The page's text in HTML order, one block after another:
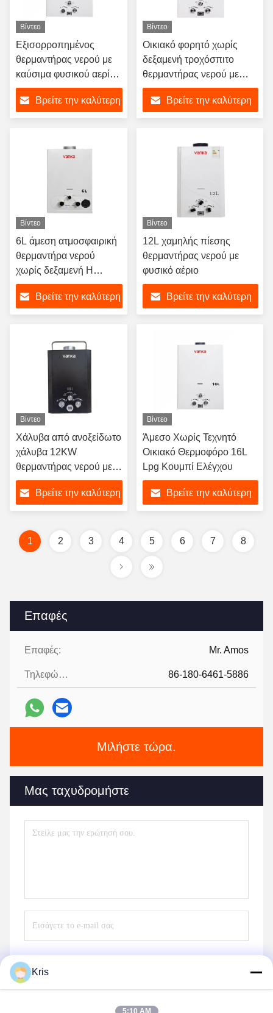
Επαφές
Επαφές: Mr. Amos
Τηλεφώνημα: 86-180-6461-5886
Μιλήστε τώρα.
Μας ταχυδρομήστε
Βίντεο
Εξισορροπημένος
θερμαντήρας νερού με
καύσιμα φυσικού αερίου
16L
Βρείτε την καλύτερη
Βίντεο
Οικιακό φορητό χωρίς
δεξαμενή τροχόσπιτο
θερμαντήρας νερού με
φυσικό αέριο άμεσο ντους
θερμαντήρας νερού με
φυσικό αέριο
Βρείτε την καλύτερη
Βίντεο
6L άμεση ατμοσφαιρική
θερμαντήρα νερού
χωρίς δεξαμενή Η
ανάφλεξη λειτουργεί με
μπαταρίαΒρείτε την καλύτερη
Βίντεο
12L χαμηλής πίεσης
θερμαντήρας νερού με
φυσικό αέριο
Βρείτε την καλύτερη
Βίντεο
Χάλυβα από ανοξείδωτο
χάλυβα 12KW
θερμαντήρας νερού με
καύσιμα
Βρείτε την καλύτερη
Βίντεο
Άμεσο Χωρίς Τεχνητό
Οικιακό Θερμοφόρο 16L
Lpg Κουμπί Ελέγχου
Βρείτε την καλύτερη
1 2 3 4 5 6 7 8
Kris
5:10 AM